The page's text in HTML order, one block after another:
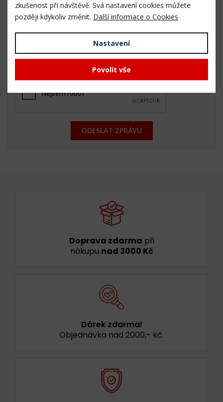
Vaše zpráva*
ODESLAT ZPRÁVU
Doprava zdarma při
nákupu nad 3000 Kč
Dárek zdarma!
Objednávka nad 2000,- kč.
zkušenost při návštěvě. Svá nastavení cookies můžete
později kdykoliv změnit. Další informace o Cookies
Nastavení
Povolit vše